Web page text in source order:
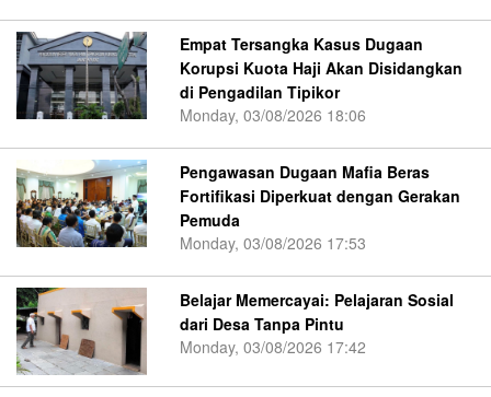
Empat Tersangka Kasus Dugaan
Korupsi Kuota Haji Akan Disidangkan
di Pengadilan Tipikor
Monday, 03/08/2026 18:06
Pengawasan Dugaan Mafia Beras
Fortifikasi Diperkuat dengan Gerakan
Pemuda
Monday, 03/08/2026 17:53
Belajar Memercayai: Pelajaran Sosial
dari Desa Tanpa Pintu
Monday, 03/08/2026 17:42